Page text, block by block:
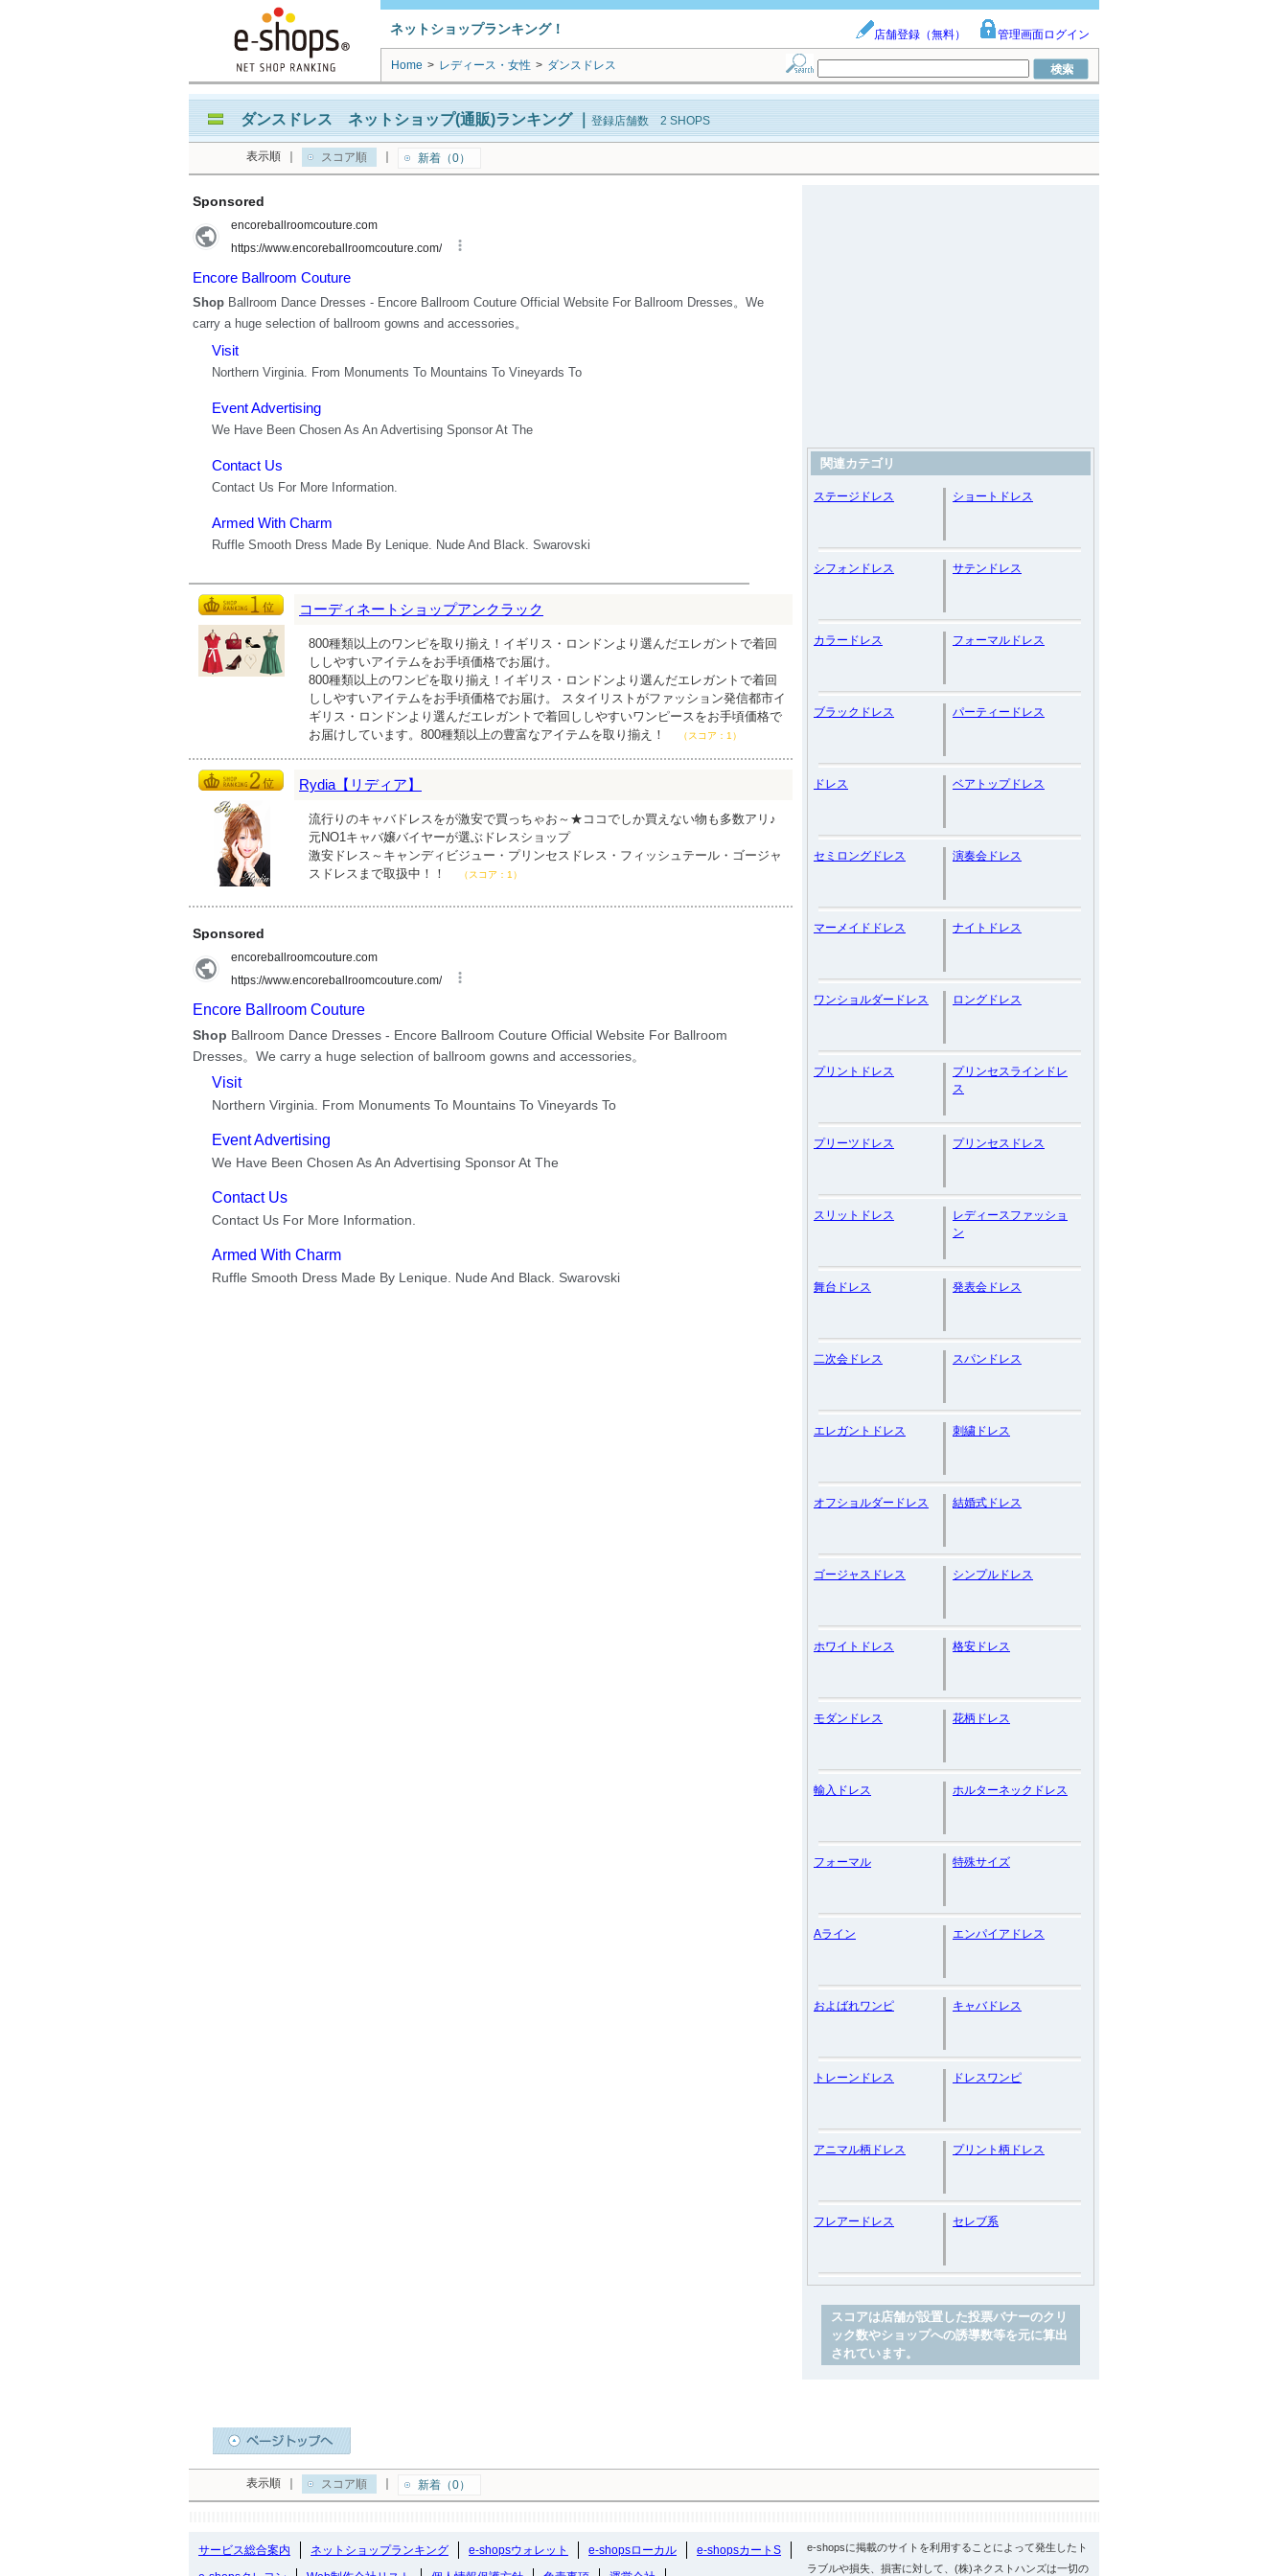
ネットショップランキング！ 店舗登録（無料） 管理画面ログイン
Home > レディース・女性 > ダンスドレス
ダンスドレス ネットショップ(通販)ランキング｜ 登録店舗数 2 SHOPS
表示順 スコア順 新着（0）
コーディネートショップアンクラック
800種類以上のワンピを取り揃え！イギリス・ロンドンより選んだエレガントで着回
ししやすいアイテムをお手頃価格でお届け。
800種類以上のワンピを取り揃え！イギリス・ロンドンより選んだエレガントで着回
ししやすいアイテムをお手頃価格でお届け。 スタイリストがファッション発信都市イ
ギリス・ロンドンより選んだエレガントで着回ししやすいワンピースをお手頃価格で
お届けしています。800種類以上の豊富なアイテムを取り揃え！
（スコア：1）
Rydia【リディア】
流行りのキャバドレスをが激安で買っちゃお～★ココでしか買えない物も多数アリ♪
元NO1キャバ嬢バイヤーが選ぶドレスショップ
激安ドレス～キャンディビジュー・プリンセスドレス・フィッシュテール・ゴージャ
スドレスまで取扱中！！
（スコア：1）
関連カテゴリ
ステージドレス ショートドレス
シフォンドレス サテンドレス
カラードレス フォーマルドレス
ブラックドレス パーティードレス
ドレス ベアトップドレス
セミロングドレス 演奏会ドレス
マーメイドドレス ナイトドレス
ワンショルダードレス ロングドレス
プリントドレス
プリンセスラインドレ
ス
プリーツドレス プリンセスドレス
スリットドレス
レディースファッショ
ン
舞台ドレス 発表会ドレス
二次会ドレス スパンドレス
エレガントドレス 刺繍ドレス
オフショルダードレス 結婚式ドレス
ゴージャスドレス シンプルドレス
ホワイトドレス 格安ドレス
モダンドレス 花柄ドレス
輸入ドレス ホルターネックドレス
フォーマル 特殊サイズ
Aライン エンパイアドレス
およばれワンピ キャバドレス
トレーンドレス ドレスワンピ
アニマル柄ドレス プリント柄ドレス
フレアードレス セレブ系
スコアは店舗が設置した投票バナーのクリ
ック数やショップへの誘導数等を元に算出
されています。
表示順 スコア順 新着（0）
サービス総合案内 ネットショップランキング e-shopsウォレット e-shopsローカル
e-shopsカートS
e-shopsに掲載のサイトを利用することによって発生したト
ラブルや損失、損害に対して、(株)ネクストハンズは一切の